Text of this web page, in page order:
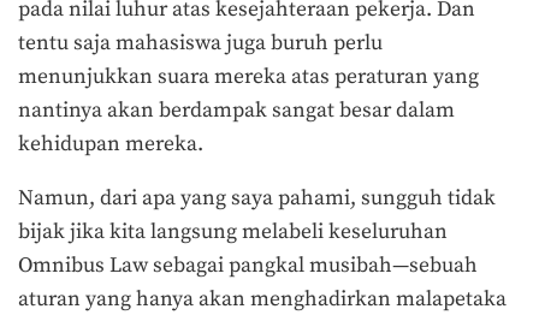
pada nilai luhur atas kesejahteraan pekerja. Dan
tentu saja mahasiswa juga buruh perlu
menunjukkan suara mereka atas peraturan yang
nantinya akan berdampak sangat besar dalam
kehidupan mereka.
Namun, dari apa yang saya pahami, sungguh tidak
bijak jika kita langsung melabeli keseluruhan
Omnibus Law sebagai pangkal musibah—sebuah
aturan yang hanya akan menghadirkan malapetaka